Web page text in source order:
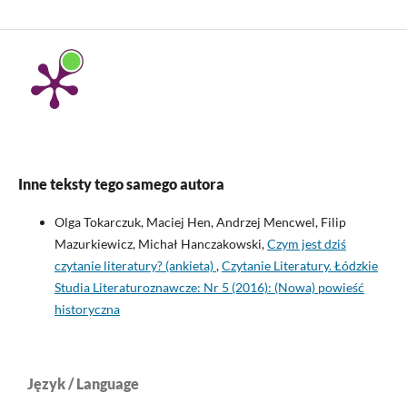
Inne teksty tego samego autora
Olga Tokarczuk, Maciej Hen, Andrzej Mencwel, Filip
Mazurkiewicz, Michał Hanczakowski,Czym jest dziś
czytanie literatury? (ankieta),Czytanie Literatury. Łódzkie
Studia Literaturoznawcze: Nr 5 (2016): (Nowa) powieść
historyczna
Język / Language